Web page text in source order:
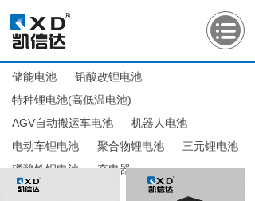
储能电池
铅酸改锂电池
特种锂电池(高低温电池)
AGV自动搬运车电池
机器人电池
电动车锂电池
聚合物锂电池
三元锂电池
磷酸铁锂电池
充电器